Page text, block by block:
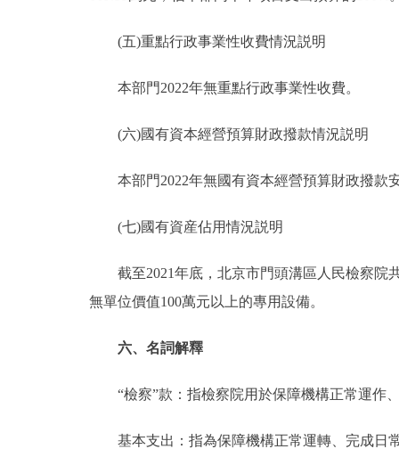
(五)重點行政事業性收費情況説明
本部門2022年無重點行政事業性收費。
(六)國有資本經營預算財政撥款情況説明
本部門2022年無國有資本經營預算財政撥款
(七)國有資産佔用情況説明
截至2021年底，北京市門頭溝區人民檢察院共
無單位價值100萬元以上的專用設備。
六、名詞解釋
“檢察”款：指檢察院用於保障機構正常運作
基本支出：指為保障機構正常運轉、完成日